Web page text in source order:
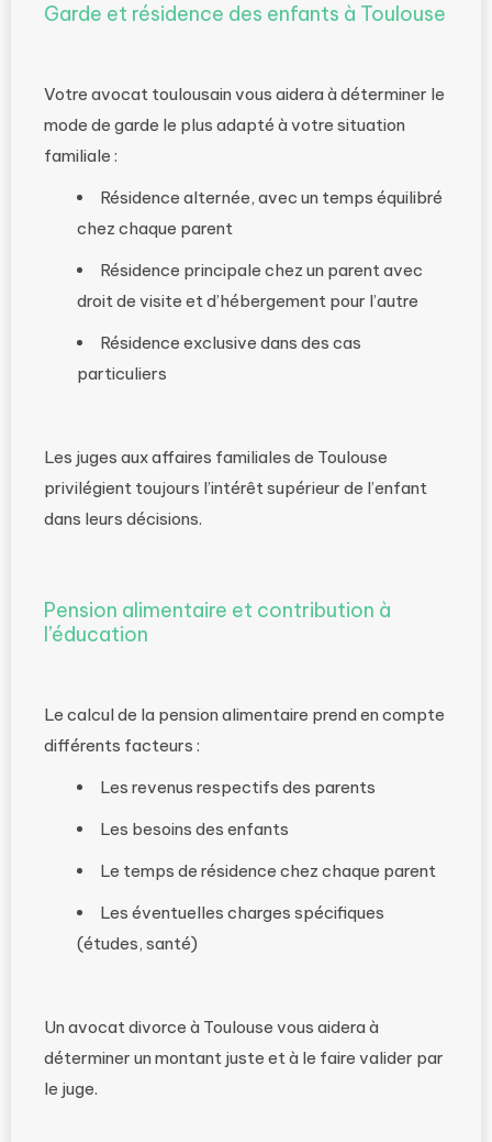
Garde et résidence des enfants à Toulouse
Votre avocat toulousain vous aidera à déterminer le
mode de garde le plus adapté à votre situation
familiale :
Résidence alternée, avec un temps équilibré
chez chaque parent
Résidence principale chez un parent avec
droit de visite et d’hébergement pour l’autre
Résidence exclusive dans des cas
particuliers
Les juges aux affaires familiales de Toulouse
privilégient toujours l’intérêt supérieur de l’enfant
dans leurs décisions.
Pension alimentaire et contribution à
l’éducation
Le calcul de la pension alimentaire prend en compte
différents facteurs :
Les revenus respectifs des parents
Les besoins des enfants
Le temps de résidence chez chaque parent
Les éventuelles charges spécifiques
(études, santé)
Un avocat divorce à Toulouse vous aidera à
déterminer un montant juste et à le faire valider par
le juge.